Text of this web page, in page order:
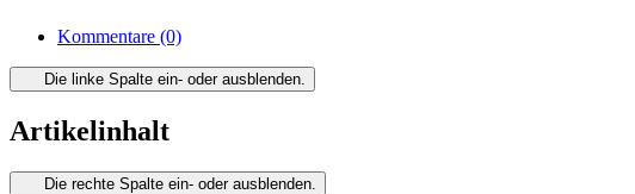
Kommentare (0)
Die linke Spalte ein- oder ausblenden.
Artikelinhalt
Die rechte Spalte ein- oder ausblenden.